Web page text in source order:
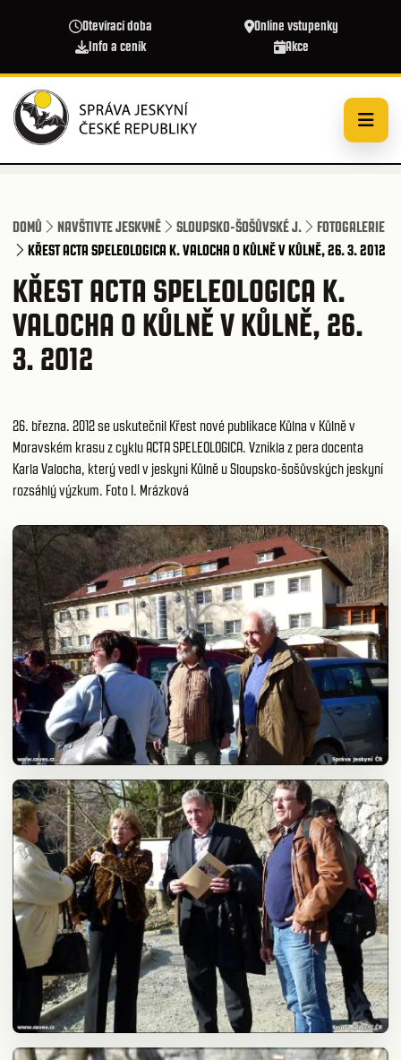
Otevírací doba
Online vstupenky
Info a ceník
Akce
DOMŮ NAVŠTIVTE JESKYNĚ SLOUPSKO-ŠOŠŮVSKÉ J.
FOTOGALERIE
KŘEST ACTA SPELEOLOGICA K. VALOCHA O KŮLNĚ V KŮLNĚ, 26. 3. 2012
KŘEST ACTA SPELEOLOGICA K.
VALOCHA O KŮLNĚ V KŮLNĚ, 26.
3. 2012
26. března. 2012 se uskutečnil Křest nové publikace Kůlna v Kůlně v
Moravském krasu z cyklu ACTA SPELEOLOGICA. Vznikla z pera docenta
Karla Valocha, který vedl v jeskyni Kůlně u Sloupsko-šošůvských jeskyní
rozsáhlý výzkum. Foto I. Mrázková